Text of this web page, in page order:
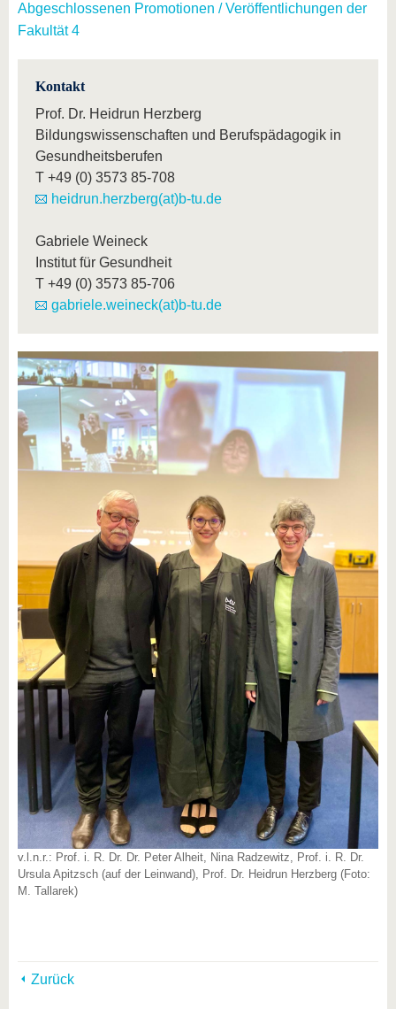
Abgeschlossenen Promotionen / Veröffentlichungen der
Fakultät 4
Kontakt
Prof. Dr. Heidrun Herzberg
Bildungswissenschaften und Berufspädagogik in
Gesundheitsberufen
T +49 (0) 3573 85-708
heidrun.herzberg(at)b-tu.de
Gabriele Weineck
Institut für Gesundheit
T +49 (0) 3573 85-706
gabriele.weineck(at)b-tu.de
v.l.n.r.: Prof. i. R. Dr. Dr. Peter Alheit, Nina Radzewitz, Prof. i. R. Dr.
Ursula Apitzsch (auf der Leinwand), Prof. Dr. Heidrun Herzberg (Foto:
M. Tallarek)
Zurück